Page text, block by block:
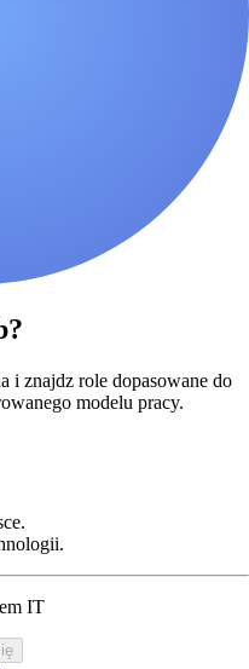
i znajdz role dopasowane do
modelu pracy.
IT